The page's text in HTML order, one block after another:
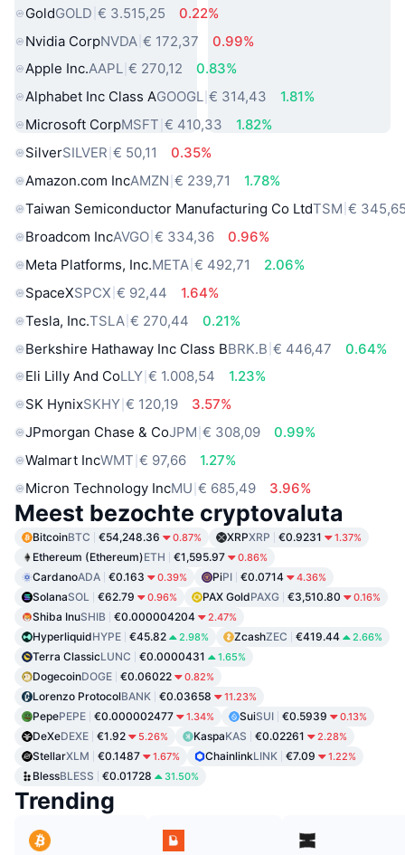
GoldGOLD € 3.515,25
0.22%
Nvidia CorpNVDA € 172,37
0.99%
Apple Inc.AAPL € 270,12
0.83%
Alphabet Inc Class AGOOGL € 314,43
1.81%
Microsoft CorpMSFT € 410,33
1.82%
SilverSILVER € 50,11
0.35%
Amazon.com IncAMZN € 239,71
1.78%
Taiwan Semiconductor Manufacturing Co LtdTSM €
Broadcom IncAVGO € 334,36
0.96%
Meta Platforms, Inc.META € 492,71
2.06%
SpaceXSPCX € 92,44
1.64%
Tesla, Inc.TSLA € 270,44
0.21%
Berkshire Hathaway Inc Class BBRK.B € 446,47
0.64%
Eli Lilly And CoLLY € 1.008,54
1.23%
SK HynixSKHY € 120,19
3.57%
JPmorgan Chase & CoJPM € 308,09
0.99%
Walmart IncWMT € 97,66
1.27%
Micron Technology IncMU € 685,49 3.96%
Meest bezochte cryptovaluta
BitcoinBTC €54,248.36 0.87% XRPXRP €0.9231 1.37%
Ethereum (Ethereum)ETH €1,595.97 0.86%
CardanoADA €0.163 0.39% PiPI €0.0714 4.36%
SolanaSOL €62.79 0.96% PAX GoldPAXG €3,510.80 0.16%
Shiba InuSHIB €0.000004204 2.47%
HyperliquidHYPE €45.82 2.98% ZcashZEC €419.44 2.66%
Terra ClassicLUNC €0.0000431 1.65%
DogecoinDOGE €0.06022 0.82%
Lorenzo ProtocolBANK €0.03658 11.23%
PepePEPE €0.000002477 1.34% SuiSUI €0.5939 0.13%
DeXeDEXE €1.92 5.26% KaspaKAS €0.02261 2.28%
StellarXLM €0.1487 1.67% ChainlinkLINK €7.09 1.22%
BlessBLESS €0.01728 31.50%
Trending